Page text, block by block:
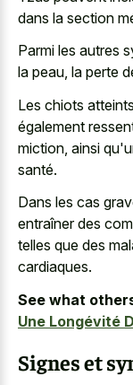
dans la section
Parmi les autres
la peau, la perte
Les chiots
également
miction, ainsi
santé.
Dans les cas
entraîner des
telles que des
cardiaques.
See what
Une Longévité
Signes et